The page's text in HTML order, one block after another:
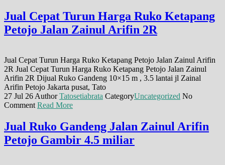
Jual Cepat Turun Harga Ruko Ketapang
Petojo Jalan Zainul Arifin 2R
Jual Cepat Turun Harga Ruko Ketapang Petojo Jalan Zainul Arifin
2R Jual Cepat Turun Harga Ruko Ketapang Petojo Jalan Zainul
Arifin 2R Dijual Ruko Gandeng 10×15 m , 3.5 lantai jl Zainal
Arifin Petojo Jakarta pusat, Tato
27 Jul 26 AuthorTatosetiabrata CategoryUncategorized No
Comment Read More
Jual Ruko Gandeng Jalan Zainul Arifin
Petojo Gambir 4.5 miliar